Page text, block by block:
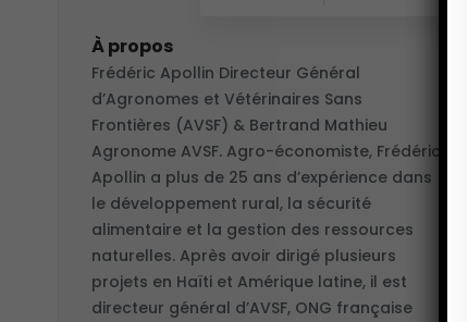
À propos
Frédéric Apollin Directeur Général
d’Agronomes et Vétérinaires Sans
Frontières (AVSF) & Bertrand Mathieu
Agronome AVSF. Agro-économiste, Frédéric
Apollin a plus de 25 ans d’expérience dans
le développement rural, la sécurité
alimentaire et la gestion des ressources
naturelles. Après avoir dirigé plusieurs
projets en Haïti et Amérique latine, il est
directeur général d’AVSF, ONG française